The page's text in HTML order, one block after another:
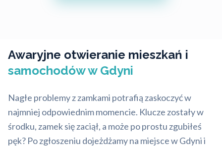
Awaryjne otwieranie mieszkań i
samochodów w Gdyni
Nagłe problemy z zamkami potrafią zaskoczyć w
najmniej odpowiednim momencie. Klucze zostały w
środku, zamek się zaciął, a może po prostu zgubiłeś
pęk? Po zgłoszeniu dojeżdżamy na miejsce w Gdyni i